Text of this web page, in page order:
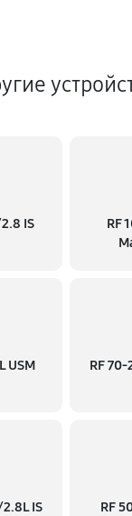
IS
RF
USM
RF
IS
RF